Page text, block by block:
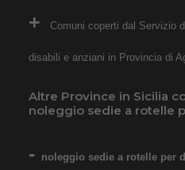
pieghevole
Comuni coperti dal Servizio
disabili e anziani in Provincia di
Altre Province in Sicilia
noleggio sedie a rotelle
noleggio sedie a rotelle per